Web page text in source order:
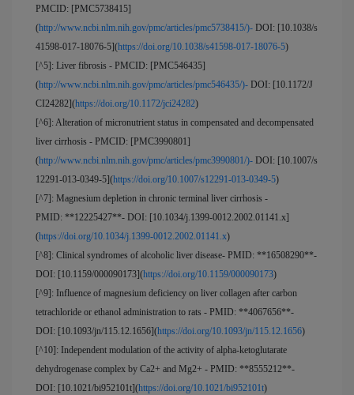
PMCID: [PMC5738415]
(http://www.ncbi.nlm.nih.gov/pmc/articles/pmc5738415/)- DOI: [10.1038/s
41598-017-18076-5](https://doi.org/10.1038/s41598-017-18076-5)
[^5]: Liver fibrosis - PMCID: [PMC546435]
(http://www.ncbi.nlm.nih.gov/pmc/articles/pmc546435/)- DOI: [10.1172/J
CI24282](https://doi.org/10.1172/jci24282)
[^6]: Alteration of micronutrient status in compensated and decompensated
liver cirrhosis - PMCID: [PMC3990801]
(http://www.ncbi.nlm.nih.gov/pmc/articles/pmc3990801/)- DOI: [10.1007/s
12291-013-0349-5](https://doi.org/10.1007/s12291-013-0349-5)
[^7]: Magnesium depletion in chronic terminal liver cirrhosis -
PMID: **12225427**- DOI: [10.1034/j.1399-0012.2002.01141.x]
(https://doi.org/10.1034/j.1399-0012.2002.01141.x)
[^8]: Clinical syndromes of alcoholic liver disease- PMID: **16508290**-
DOI: [10.1159/000090173](https://doi.org/10.1159/000090173)
[^9]: Influence of magnesium deficiency on liver collagen after carbon
tetrachloride or ethanol administration to rats - PMID: **4067656**-
DOI: [10.1093/jn/115.12.1656](https://doi.org/10.1093/jn/115.12.1656)
[^10]: Independent modulation of the activity of alpha-ketoglutarate
dehydrogenase complex by Ca2+ and Mg2+ - PMID: **8555212**-
DOI: [10.1021/bi952101t](https://doi.org/10.1021/bi952101t)